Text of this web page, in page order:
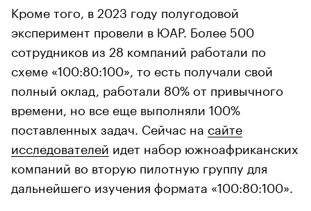
Кроме того, в 2023 году полугодовой
эксперимент провели в ЮАР. Более 500
сотрудников из 28 компаний работали по
схеме «100:80:100», то есть получали свой
полный оклад, работали 80% от привычного
времени, но все еще выполняли 100%
поставленных задач. Сейчас на сайте
исследователей идет набор южноафриканских
компаний во вторую пилотную группу для
дальнейшего изучения формата «100:80:100».